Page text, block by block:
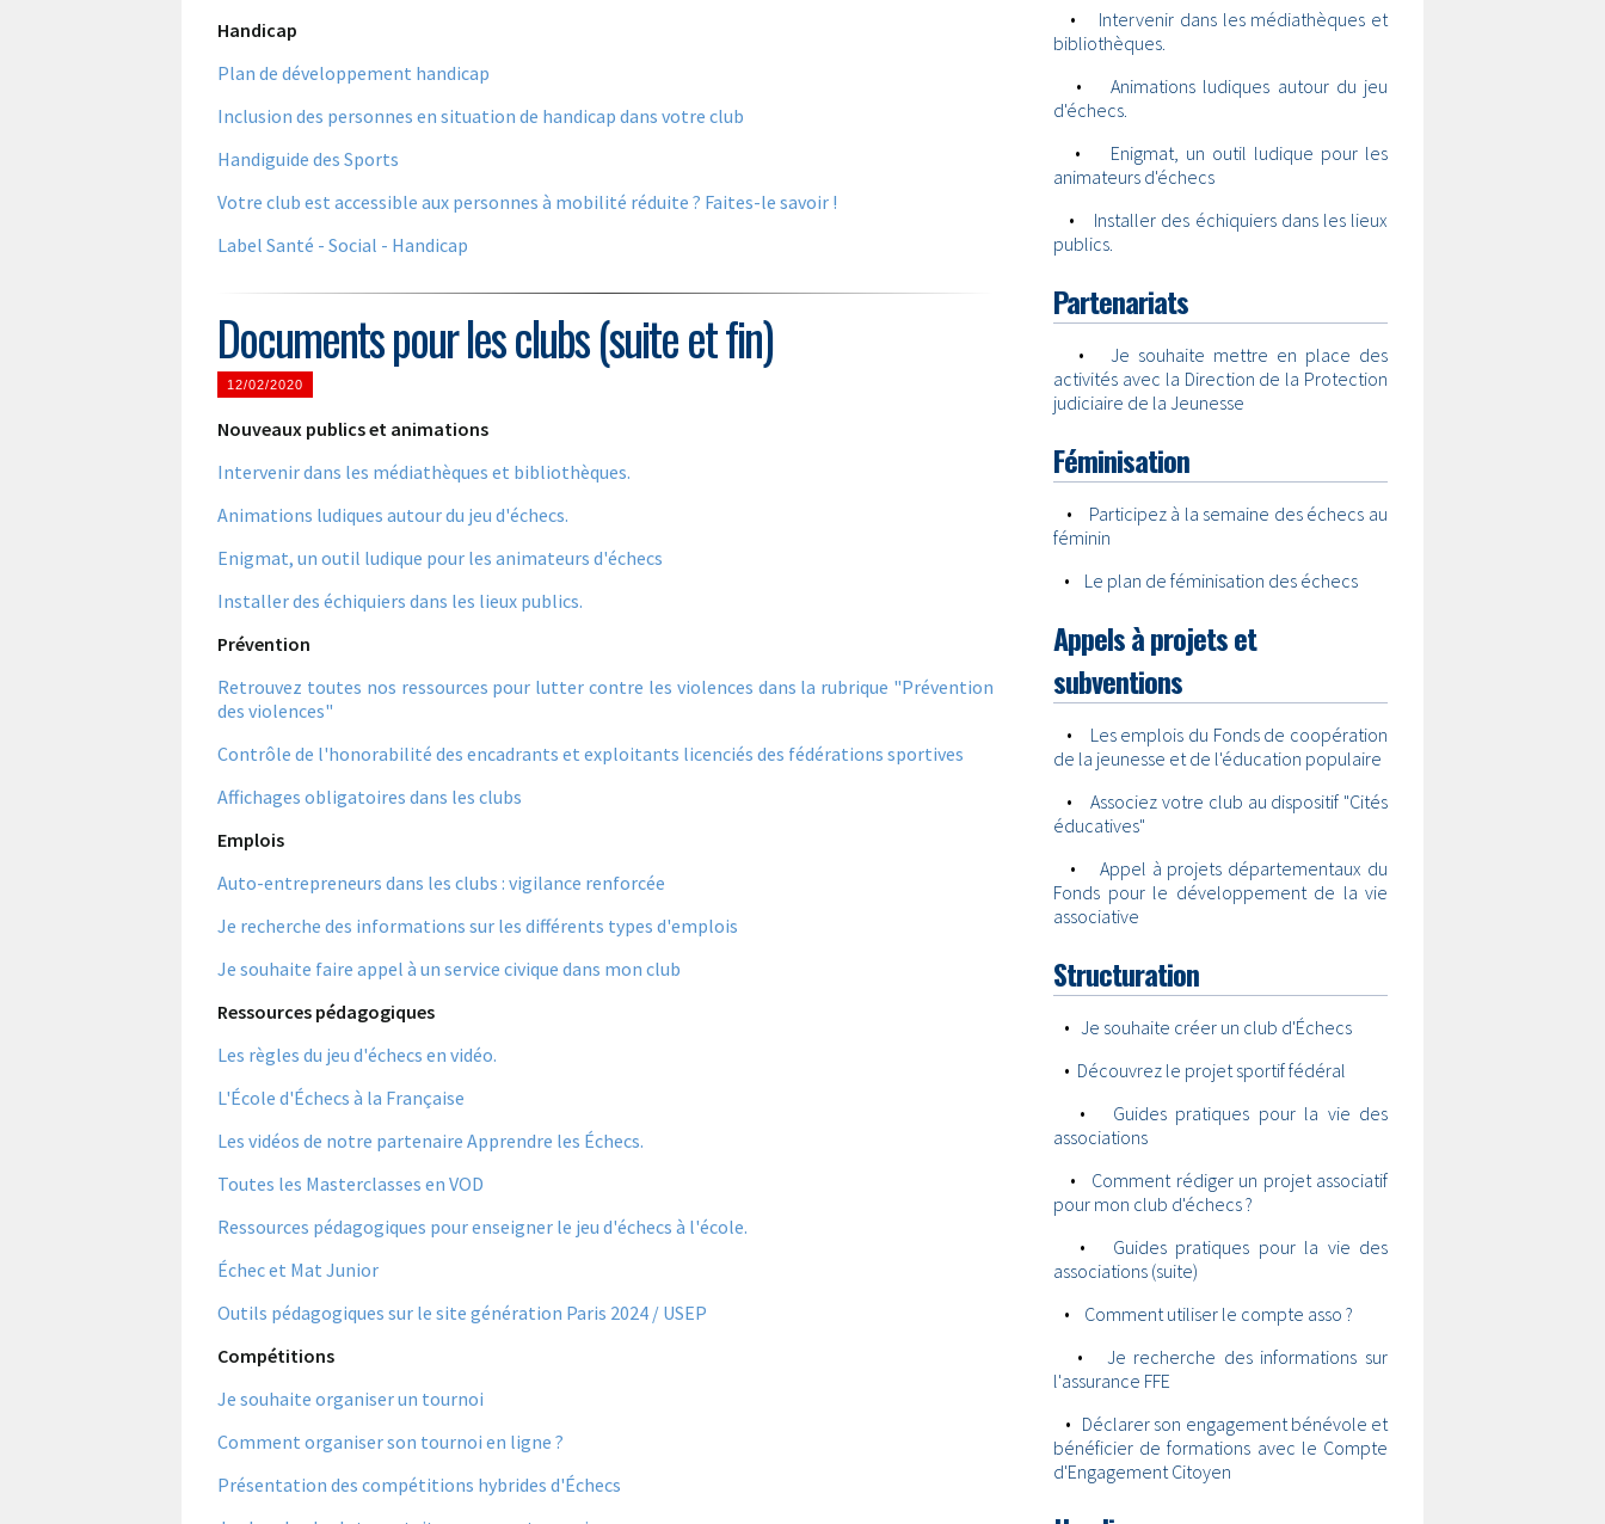
Handicap
Plan de développement handicap
Inclusion des personnes en situation de handicap dans votre club
Handiguide des Sports
Votre club est accessible aux personnes à mobilité réduite ? Faites-le savoir !
Label Santé - Social - Handicap
Documents pour les clubs (suite et fin)
12/02/2020
Nouveaux publics et animations
Intervenir dans les médiathèques et bibliothèques.
Animations ludiques autour du jeu d'échecs.
Enigmat, un outil ludique pour les animateurs d'échecs
Installer des échiquiers dans les lieux publics.
Prévention
Retrouvez toutes nos ressources pour lutter contre les violences dans la rubrique "Prévention
des violences"
Contrôle de l'honorabilité des encadrants et exploitants licenciés des fédérations sportives
Affichages obligatoires dans les clubs
Emplois
Auto-entrepreneurs dans les clubs : vigilance renforcée
Je recherche des informations sur les différents types d'emplois
Je souhaite faire appel à un service civique dans mon club
Ressources pédagogiques
Les règles du jeu d'échecs en vidéo.
L'École d'Échecs à la Française
Les vidéos de notre partenaire Apprendre les Échecs.
Toutes les Masterclasses en VOD
Ressources pédagogiques pour enseigner le jeu d'échecs à l'école.
Échec et Mat Junior
Outils pédagogiques sur le site génération Paris 2024 / USEP
Compétitions
Je souhaite organiser un tournoi
Comment organiser son tournoi en ligne ?
Présentation des compétitions hybrides d'Échecs
• Intervenir dans les médiathèques et
bibliothèques.
•Animations ludiques autour du jeu
d'échecs.
• Enigmat, un outil ludique pour les
animateurs d'échecs
• Installer des échiquiers dans les lieux
publics.
Partenariats
• Je souhaite mettre en place des
activités avec la Direction de la Protection
judiciaire de la Jeunesse
Féminisation
• Participez à la semaine des échecs au
féminin
• Le plan de féminisation des échecs
Appels à projets et
subventions
• Les emplois du Fonds de coopération
de la jeunesse et de l'éducation populaire
•Associez votre club au dispositif "Cités
éducatives"
• Appel à projets départementaux du
Fonds pour le développement de la vie
associative
Structuration
• Je souhaite créer un club d'Échecs
• Découvrez le projet sportif fédéral
• Guides pratiques pour la vie des
associations
• Comment rédiger un projet associatif
pour mon club d'échecs ?
• Guides pratiques pour la vie des
associations (suite)
• Comment utiliser le compte asso ?
• Je recherche des informations sur
l'assurance FFE
• Déclarer son engagement bénévole et
bénéficier de formations avec le Compte
d'Engagement Citoyen